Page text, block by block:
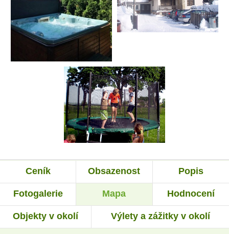
Ceník Obsazenost Popis
Fotogalerie Mapa Hodnocení
Objekty v okolí Výlety a zážitky v okolí